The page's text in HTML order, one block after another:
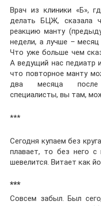
Врач из клиники «Б»,
делать БЦЖ, сказала
реакцию манту
недели, а лучше –
Что уже больше чем
А ведущий нас педиатр
что повторное манту
два месяца после
специалисты, вы там,
***
Сегодня купаем без
плавает, то без него
шевелится. Витает как
***
Совсем забыл. Был